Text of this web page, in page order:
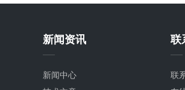
新闻资讯
新闻中心
联
联